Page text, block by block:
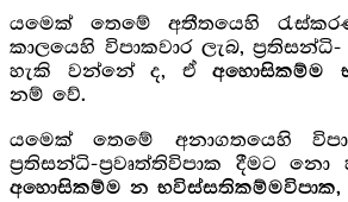
යමෙක් තෙමේ අතීතයෙහි
කාලයෙහි විපාකවාර ලැබ, ප්‍රතිසන්ධි-
හැකි වන්නේ ද, ඒඅහොසිකම්ම
නම් වේ.
යමෙක් තෙමේ අනාගතයෙහි
ප්‍රතිසන්ධි-ප්‍රවෘත්තිවිපාක දීමට
අහොසිකම්ම න භවිස්සතිකම්මවිපාක,